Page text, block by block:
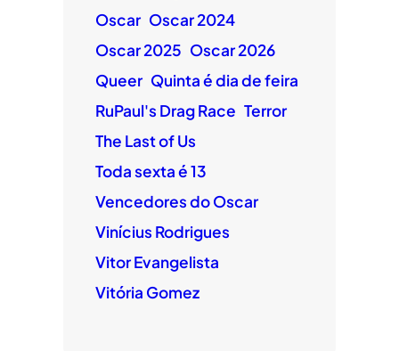
Oscar Oscar 2024
Oscar 2025 Oscar 2026
Queer Quinta é dia de feira
RuPaul's Drag Race Terror
The Last of Us
Toda sexta é 13
Vencedores do Oscar
Vinícius Rodrigues
Vitor Evangelista
Vitória Gomez